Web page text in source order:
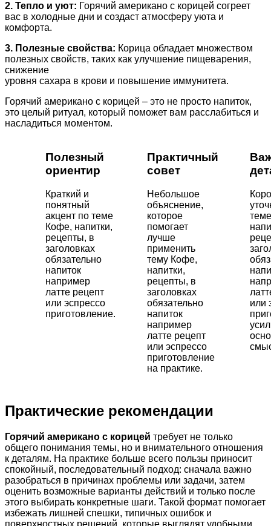
2. Тепло и уют: Горячий американо с корицей согреет
вас в холодные дни и создаст атмосферу уюта и
комфорта.
3. Полезные свойства: Корица обладает множеством
полезных свойств, таких как улучшение пищеварения,
снижение
уровня сахара в крови и повышение иммунитета.
Горячий американо с корицей – это не просто напиток,
это целый ритуал, который поможет вам расслабиться и
насладиться моментом.
Полезный
ориентир
Краткий и
понятный
акцент по теме
Кофе, напитки,
рецепты, в
заголовках
обязательно
напиток
например
латте рецепт
или эспрессо
приготовление.
Практичный
совет
Небольшое
объяснение,
которое
помогает
лучше
применить
тему Кофе,
напитки,
рецепты, в
заголовках
обязательно
напиток
например
латте рецепт
или эспрессо
приготовление
на практике.
или
Практические рекомендации
Горячий американо с корицей требует не только
общего понимания темы, но и внимательного отношения
к деталям. На практике больше всего пользы приносит
спокойный, последовательный подход: сначала важно
разобраться в причинах проблемы или задачи, затем
оценить возможные варианты действий и только после
этого выбирать конкретные шаги. Такой формат помогает
избежать лишней спешки, типичных ошибок и